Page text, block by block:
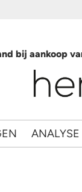
bij aankoop